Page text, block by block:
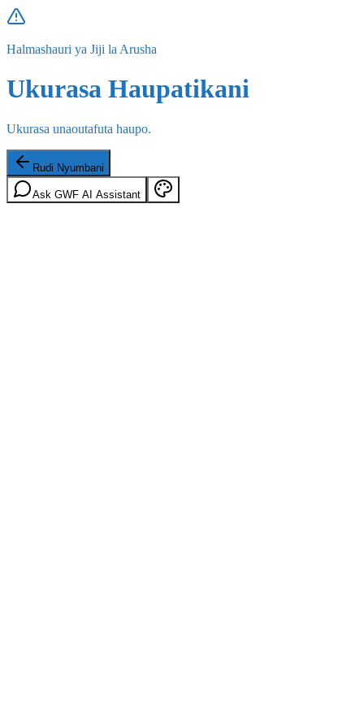
Halmashauri ya Jiji la Arusha
Ukurasa Haupatikani
Ukurasa unaoutafuta haupo.
Rudi Nyumbani
Ask GWF AI Assistant